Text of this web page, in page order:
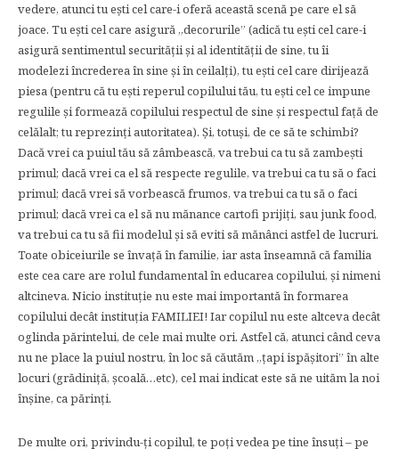
vedere, atunci tu ești cel care-i oferă această scenă pe care el să
joace. Tu ești cel care asigură „decorurile” (adică tu ești cel care-i
asigură sentimentul securităţii și al identităţii de sine, tu îi
modelezi încrederea în sine și în ceilalţi), tu ești cel care dirijează
piesa (pentru că tu ești reperul copilului tău, tu ești cel ce impune
regulile și formează copilului respectul de sine și respectul faţă de
celălalt; tu reprezinţi autoritatea). Și, totuși, de ce să te schimbi?
Dacă vrei ca puiul tău să zâmbească, va trebui ca tu să zambești
primul; dacă vrei ca el să respecte regulile, va trebui ca tu să o faci
primul; dacă vrei să vorbească frumos, va trebui ca tu să o faci
primul; dacă vrei ca el să nu mănance cartofi prijiţi, sau junk food,
va trebui ca tu să fii modelul și să eviti să mănânci astfel de lucruri.
Toate obiceiurile se învaţă în familie, iar asta înseamnă că familia
este cea care are rolul fundamental în educarea copilului, și nimeni
altcineva. Nicio instituţie nu este mai importantă în formarea
copilului decât instituţia FAMILIEI! Iar copilul nu este altceva decât
oglinda părintelui, de cele mai multe ori. Astfel că, atunci când ceva
nu ne place la puiul nostru, în loc să căutăm „ţapi ispășitori” în alte
locuri (grădiniţă, școală…etc), cel mai indicat este să ne uităm la noi
înșine, ca părinţi.
De multe ori, privindu-ţi copilul, te poţi vedea pe tine însuţi – pe